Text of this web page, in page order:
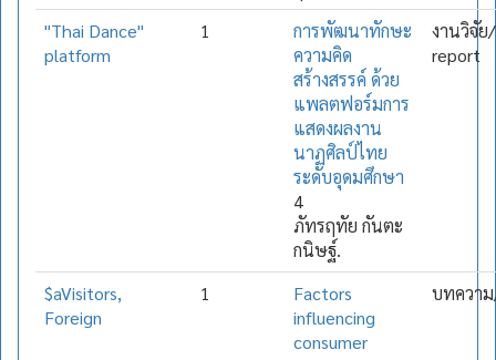
"Thai Dance"
platform
1
การพัฒนาทักษะ
ความคิด
สร้างสรรค์ ด้วย
แพลตฟอร์มการ
แสดงผลงาน
นาฏศิลป์ไทย
ระดับอุดมศึกษา
4
ภัทรฤทัย กันตะ
กนิษฐ์.
งานวิจัย
report
$aVisitors,
Foreign
1
Factors
influencing
consumer
บทควา